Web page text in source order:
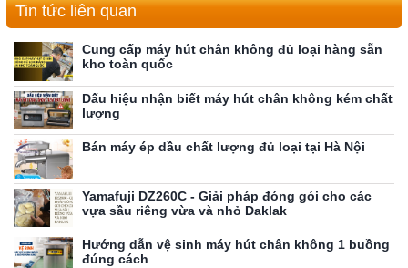
Tin tức liên quan
Cung cấp máy hút chân không đủ loại hàng sẵn
kho toàn quốc
Dấu hiệu nhận biết máy hút chân không kém chất
lượng
Bán máy ép dầu chất lượng đủ loại tại Hà Nội
Yamafuji DZ260C - Giải pháp đóng gói cho các
vựa sầu riêng vừa và nhỏ Daklak
Hướng dẫn vệ sinh máy hút chân không 1 buồng
đúng cách